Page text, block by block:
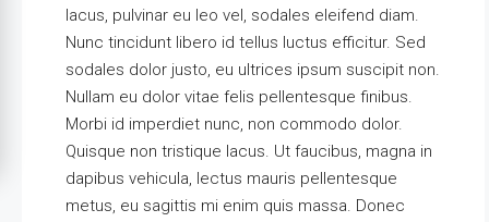
lacus, pulvinar eu leo vel, sodales eleifend diam.
Nunc tincidunt libero id tellus luctus efficitur. Sed
sodales dolor justo, eu ultrices ipsum suscipit non.
Nullam eu dolor vitae felis pellentesque finibus.
Morbi id imperdiet nunc, non commodo dolor.
Quisque non tristique lacus. Ut faucibus, magna in
dapibus vehicula, lectus mauris pellentesque
metus, eu sagittis mi enim quis massa. Donec